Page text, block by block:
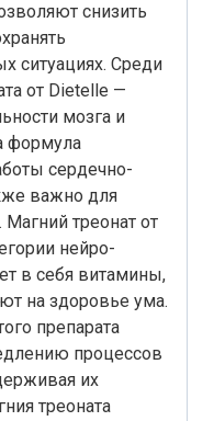
снизить
ситуациях. Среди
от Dietelle —
мозга и
формула
сердечно-
важно для
треонат от
нейро-
в себя витамины,
на здоровье ума.
препарата
процессов
их
треоната